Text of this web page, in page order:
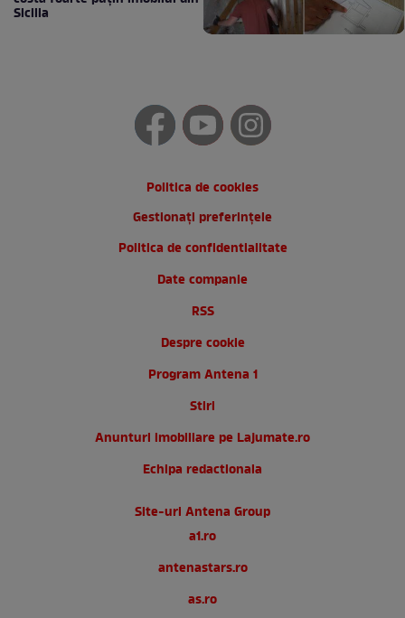
Sicilia
Politica de cookies
Gestionați preferințele
Politica de confidentialitate
Date companie
RSS
Despre cookie
Program Antena 1
Stiri
Anunturi imobiliare pe Lajumate.ro
Echipa redactionala
Site-uri Antena Group
a1.ro
antenastars.ro
as.ro